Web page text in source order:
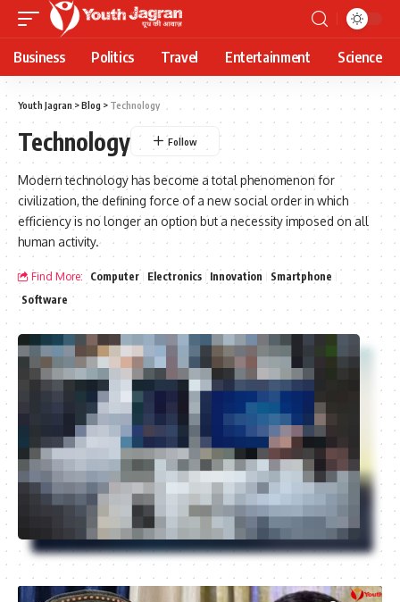
Business Politics Travel Entertainment Science
Youth Jagran >Blog > Technology
Technology
Modern technology has become a total phenomenon for
civilization, the defining force of a new social order in which
efficiency is no longer an option but a necessity imposed on all
human activity.
Find More: Computer Electronics Innovation
Smartphone
Software